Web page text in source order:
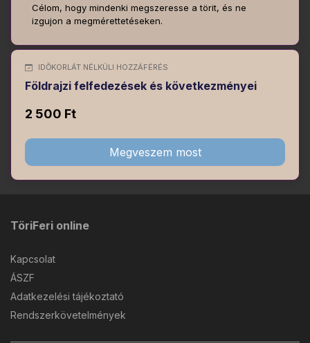
Célom, hogy mindenki megszeresse a törit, és ne
izgujon a megmérettetéseken.
IDŐKORLÁT NÉLKÜLI HOZZÁFÉRÉS
Földrajzi felfedezések és következményei
2 500 Ft
Megveszem most
TöriFeri online
Kapcsolat
ÁSZF
Adatkezelési tájékoztató
Rendszerkövetelmények